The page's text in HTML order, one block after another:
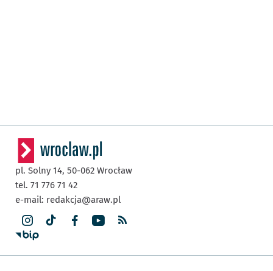
pl. Solny 14, 50-062 Wrocław
tel. 71 776 71 42
e-mail: redakcja@araw.pl